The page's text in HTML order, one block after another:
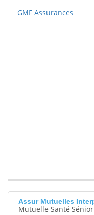
GMF Assurances
Assur Mutuelles
Mutuelle Santé Sénior